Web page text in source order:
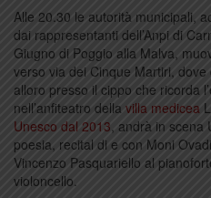
Alle 20.30 le autorità municipali,
dai rappresentanti dell’Anpi di
Giugno di Poggio alla Malva,
verso via dei Cinque Martiri,
alloro presso il cippo che ricorda
nell’anfiteatro della villa medicea
Unesco dal 2013, andrà in scena
poesia, recital di e con Moni
Vincenzo Pasquariello al
violoncello.